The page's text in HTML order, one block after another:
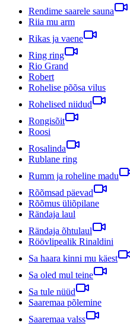
Rendime saarele sauna
Riia mu arm
Rikas ja vaene
Ring ring
Rio Grand
Robert
Rohelise põõsa vilus
Rohelised niidud
Rongisõit
Roosi
Rosalinda
Rublane ring
Rumm ja roheline madu
Rõõmsad päevad
Rõõmus üliõpilane
Rändaja laul
Rändaja õhtulaul
Röövlipealik Rinaldini
Sa haara kinni mu käest
Sa oled mul teine
Sa tule nüüd
Saaremaa põlemine
Saaremaa valss